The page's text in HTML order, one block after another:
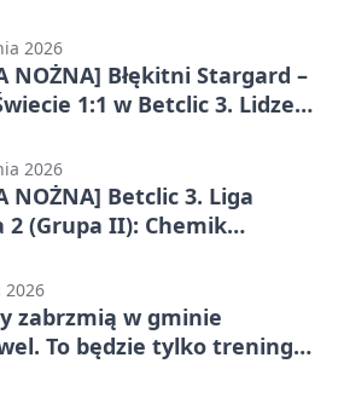
2026
NOŻNA] Błękitni Stargard –
1:1 w Betclic 3. Lidze
2026
NOŻNA] Betclic 3. Liga
2 (Grupa II): Chemik
3:3
2026
zabrzmią w gminie
To będzie tylko trening